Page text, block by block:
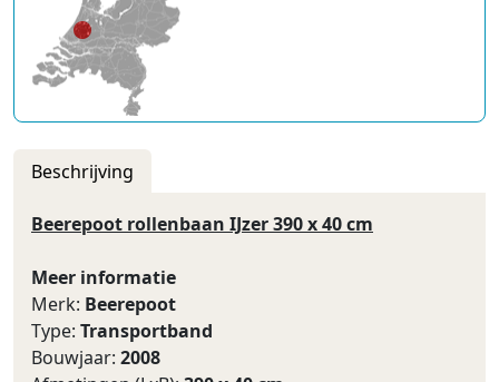
Beschrijving
Beerepoot rollenbaan IJzer 390 x 40 cm
Meer informatie
Merk: Beerepoot
Type: Transportband
Bouwjaar: 2008